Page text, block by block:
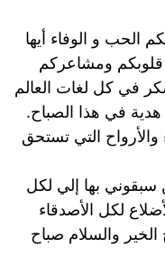
الحب و الوفاء أيها
قلوبكم ومشاعركم
في كل لغات العالم
في هذا الصباح.
والأرواح التي تستحق
سبقوني بها إلي لكل
لكل الأصدقاء
الخير والسلام صباح